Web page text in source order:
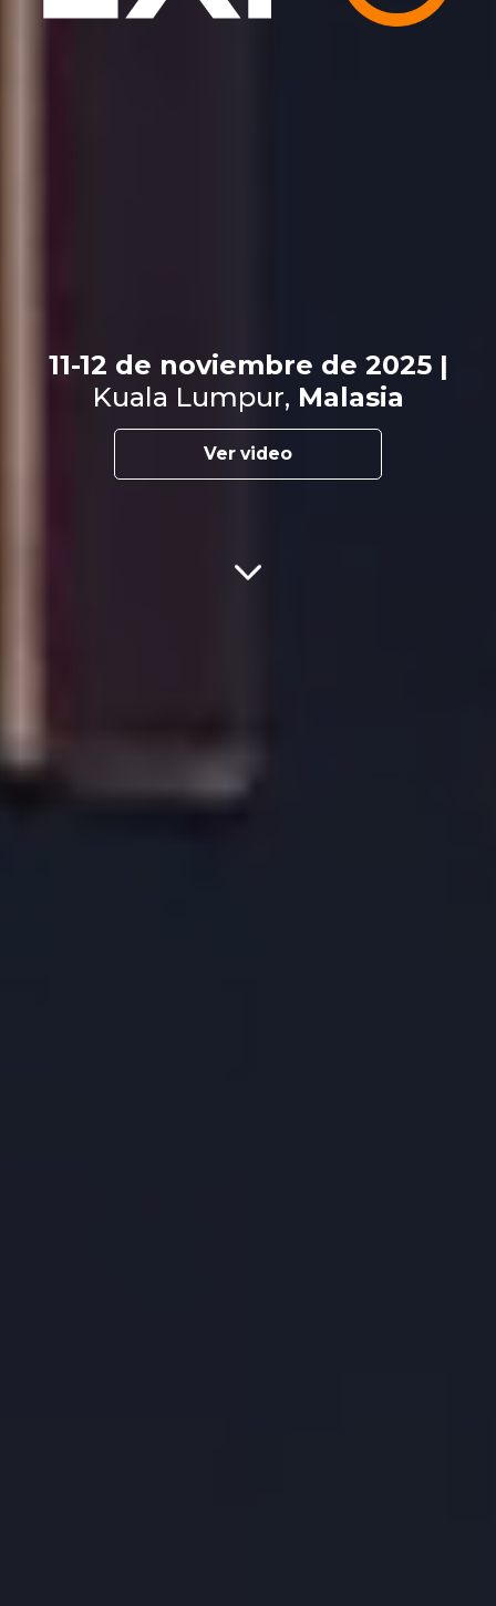
11-12 de noviembre de 2025 |
Kuala Lumpur, Malasia
Ver video